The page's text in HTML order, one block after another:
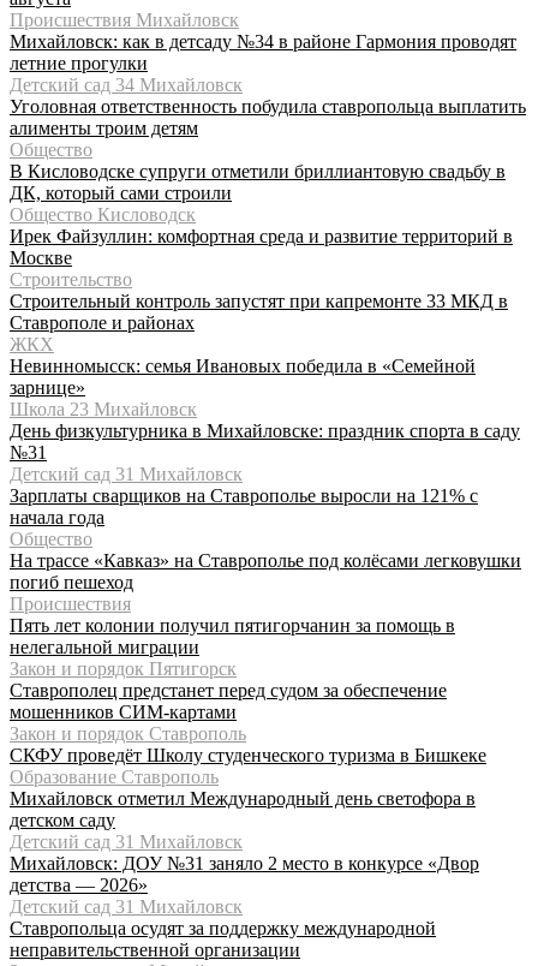
Происшествия Михайловск
Михайловск: как в детсаду №34 в районе Гармония проводят
летние прогулки
Детский сад 34 Михайловск
Уголовная ответственность побудила ставропольца выплатить
алименты троим детям
Общество
В Кисловодске супруги отметили бриллиантовую свадьбу в
ДК, который сами строили
Общество Кисловодск
Ирек Файзуллин: комфортная среда и развитие территорий в
Москве
Строительство
Строительный контроль запустят при капремонте 33 МКД в
Ставрополе и районах
ЖКХ
Невинномысск: семья Ивановых победила в «Семейной
зарнице»
Школа 23 Михайловск
День физкультурника в Михайловске: праздник спорта в саду
№31
Детский сад 31 Михайловск
Зарплаты сварщиков на Ставрополье выросли на 121% с
начала года
Общество
На трассе «Кавказ» на Ставрополье под колёсами легковушки
погиб пешеход
Происшествия
Пять лет колонии получил пятигорчанин за помощь в
нелегальной миграции
Закон и порядок Пятигорск
Ставрополец предстанет перед судом за обеспечение
мошенников СИМ-картами
Закон и порядок Ставрополь
СКФУ проведёт Школу студенческого туризма в Бишкеке
Образование Ставрополь
Михайловск отметил Международный день светофора в
детском саду
Детский сад 31 Михайловск
Михайловск: ДОУ №31 заняло 2 место в конкурсе «Двор
детства — 2026»
Детский сад 31 Михайловск
Ставропольца осудят за поддержку международной
неправительственной организации